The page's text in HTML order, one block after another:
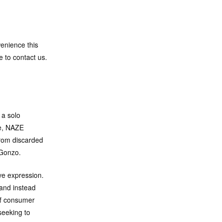
this
to contact us.
solo
NAZE
discarded
expression.
instead
consumer
to